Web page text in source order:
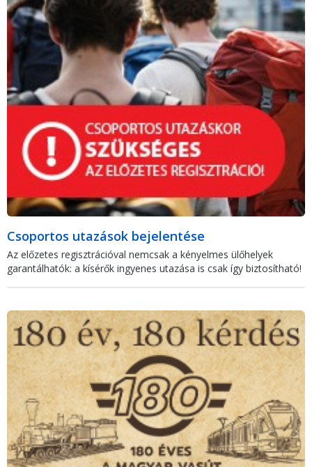
Csoportos utazások bejelentése
Az előzetes regisztrációval nemcsak a kényelmes ülőhelyek
garantálhatók: a kísérők ingyenes utazása is csak így biztosítható!